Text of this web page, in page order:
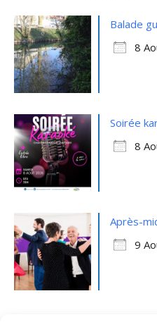
Balade
8
Soirée
8
Après-
9